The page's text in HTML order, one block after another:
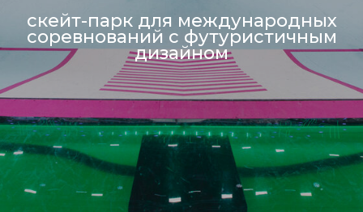
скейт-парк для международных
соревнований с футуристичным
дизайном